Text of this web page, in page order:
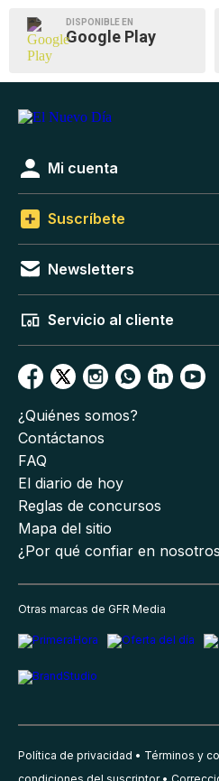
DISPONIBLE EN
Google Play
Mi cuenta
Suscríbete
Newsletters
Servicio al cliente
¿Quiénes somos?
Contáctanos
FAQ
El diario de hoy
Reglas de concursos
Mapa del sitio
¿Por qué confiar en
Otras marcas de GFR Media
Política de privacidad Términos y